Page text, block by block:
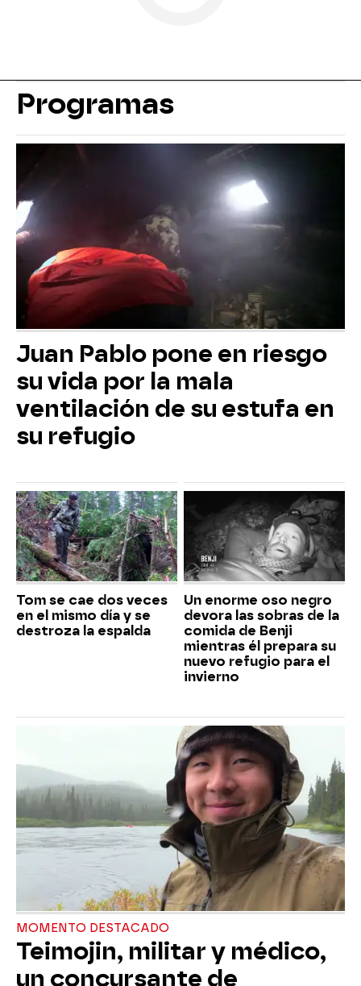
Programas
Juan Pablo pone en riesgo
su vida por la mala
ventilación de su estufa en
su refugio
Tom se cae dos veces
en el mismo día y se
destroza la espalda
Un enorme oso negro
devora las sobras de la
comida de Benji
mientras él prepara su
nuevo refugio para el
invierno
MOMENTO DESTACADO
Teimojin, militar y médico,
un concursante de